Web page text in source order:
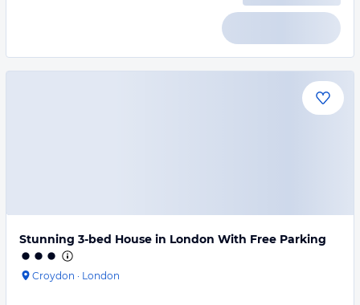
Stunning 3-bed House in London With Free Parking
Croydon · London